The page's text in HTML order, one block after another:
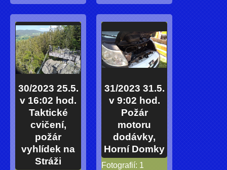
30/2023 25.5.
v 16:02 hod.
Taktické
cvičení,
požár
vyhlídek na
Stráži
31/2023 31.5.
v 9:02 hod.
Požár
motoru
dodávky,
Horní Domky
Fotografií: 1